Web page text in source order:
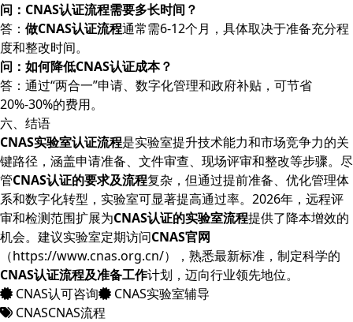
问：CNAS认证流程需要多长时间？
答： 做CNAS认证流程通常需6-12个月，具体取决于准备充分程
度和整改时间。
问：如何降低CNAS认证成本？
答：通过“两合一”申请、数字化管理和政府补贴，可节省
20%-30%的费用。
六、结语
CNAS实验室认证流程是实验室提升技术能力和市场竞争力的关
键路径，涵盖申请准备、文件审查、现场评审和整改等步骤。尽
管CNAS认证的要求及流程复杂，但通过提前准备、优化管理体
系和数字化转型，实验室可显著提高通过率。2026年，远程评
审和检测范围扩展为CNAS认证的实验室流程提供了降本增效的
机会。建议实验室定期访问CNAS官网
（https://www.cnas.org.cn/），熟悉最新标准，制定科学的
CNAS认证流程及准备工作计划，迈向行业领先地位。
CNAS认可咨询
CNAS实验室辅导
CNASCNAS流程